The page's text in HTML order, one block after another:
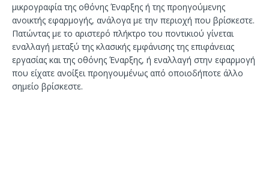
μικρογραφία της οθόνης Έναρξης ή της προηγούμενης
ανοικτής εφαρμογής, ανάλογα με την περιοχή που βρίσκεστε.
Πατώντας με το αριστερό πλήκτρο του ποντικιού γίνεται
εναλλαγή μεταξύ της κλασικής εμφάνισης της επιφάνειας
εργασίας και της οθόνης Έναρξης, ή εναλλαγή στην εφαρμογή
που είχατε ανοίξει προηγουμένως από οποιοδήποτε άλλο
σημείο βρίσκεστε.